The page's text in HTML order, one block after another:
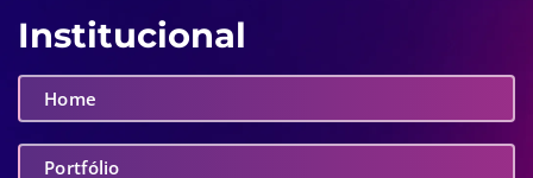
Institucional
Home
Portfólio